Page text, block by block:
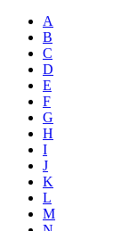
A
B
C
D
E
F
G
H
I
J
K
L
M